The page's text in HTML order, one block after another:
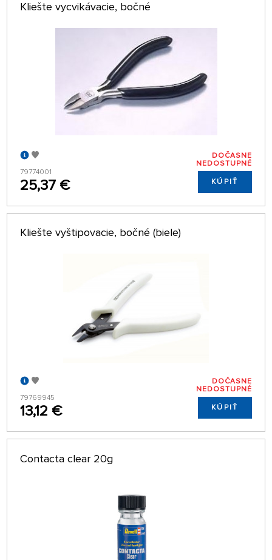
Kliešte vycvikávacie, bočné
79774001
25,37 €
DOČASNE
NEDOSTUPNÉ
KÚPIŤ
Kliešte vyštipovacie, bočné (biele)
79769945
13,12 €
DOČASNE
NEDOSTUPNÉ
KÚPIŤ
Contacta clear 20g